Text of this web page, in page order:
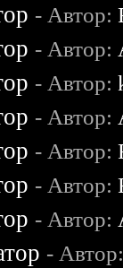
- Автор:
- Автор:
- Автор:
- Автор:
- Автор:
- Автор:
- Автор:
-